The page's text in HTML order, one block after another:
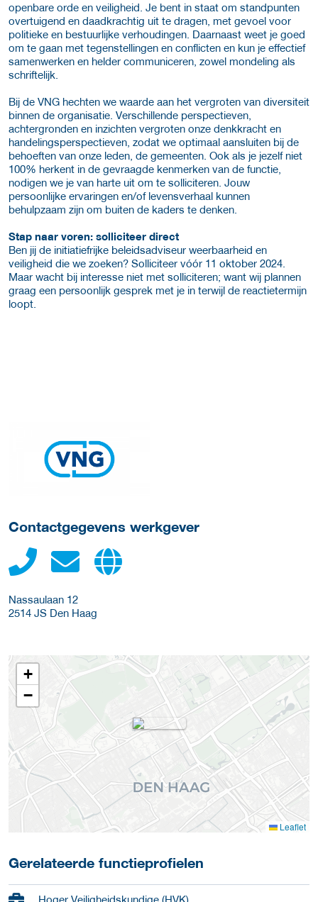
openbare orde en veiligheid. Je bent in staat om standpunten
overtuigend en daadkrachtig uit te dragen, met gevoel voor
politieke en bestuurlijke verhoudingen. Daarnaast weet je goed
om te gaan met tegenstellingen en conflicten en kun je effectief
samenwerken en helder communiceren, zowel mondeling als
schriftelijk.
Bij de VNG hechten we waarde aan het vergroten van diversiteit
binnen de organisatie. Verschillende perspectieven,
achtergronden en inzichten vergroten onze denkkracht en
handelingsperspectieven, zodat we optimaal aansluiten bij de
behoeften van onze leden, de gemeenten. Ook als je jezelf niet
100% herkent in de gevraagde kenmerken van de functie,
nodigen we je van harte uit om te solliciteren. Jouw
persoonlijke ervaringen en/of levensverhaal kunnen
behulpzaam zijn om buiten de kaders te denken.
Stap naar voren: solliciteer direct
Ben jij de initiatiefrijke beleidsadviseur weerbaarheid en
veiligheid die we zoeken? Solliciteer vóór 11 oktober 2024.
Maar wacht bij interesse niet met solliciteren; want wij plannen
graag een persoonlijk gesprek met je in terwijl de reactietermijn
loopt.
Meer werkgever details
Contactgegevens werkgever
Nassaulaan 12
2514 JS Den Haag
+
−
Leaflet
Gerelateerde functieprofielen
Hoger Veiligheidskundige (HVK)